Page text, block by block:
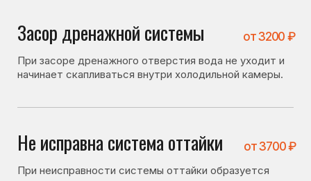
При неисправности системы оттайки образуется
лишняя влага, которая не отводится и скапливается
внутри холодильника.